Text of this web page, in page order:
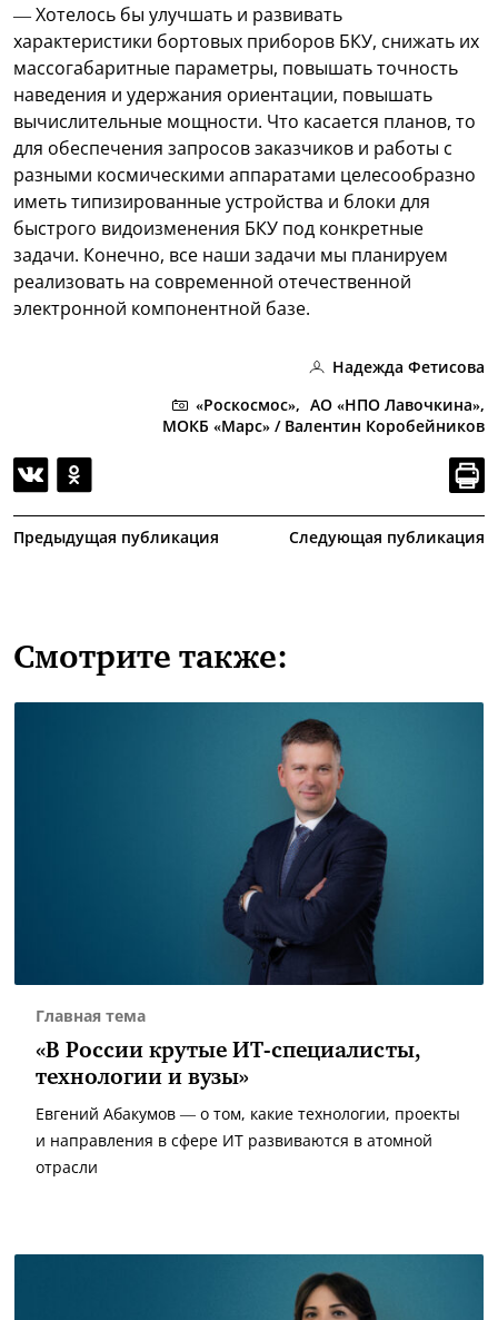
— Хотелось бы улучшать и развивать
характеристики бортовых приборов БКУ, снижать их
массогабаритные параметры, повышать точность
наведения и удержания ориентации, повышать
вычислительные мощности. Что касается планов, то
для обеспечения запросов заказчиков и работы с
разными космическими аппаратами целесообразно
иметь типизированные устройства и блоки для
быстрого видоизменения БКУ под конкретные
задачи. Конечно, все наши задачи мы планируем
реализовать на современной отечественной
электронной компонентной базе.
Надежда Фетисова
«Роскосмос», АО «НПО Лавочкина»,
МОКБ «Марс» / Валентин Коробейников
Предыдущая публикация Следующая публикация
Смотрите также:
Главная тема
«В России крутые ИТ-специалисты,
технологии и вузы»
Евгений Абакумов — о том, какие технологии, проекты
и направления в сфере ИТ развиваются в атомной
отрасли